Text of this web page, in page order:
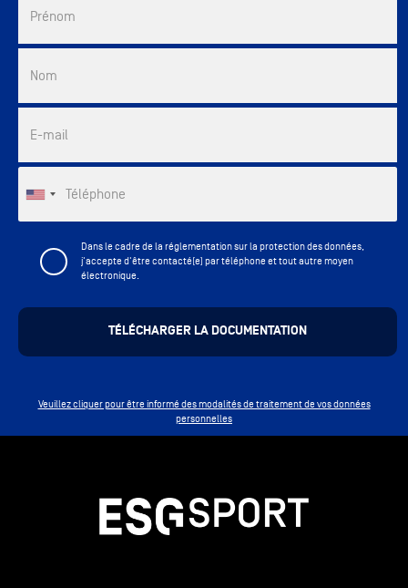
Prénom
Nom
E-mail
Téléphone
Dans le cadre de la réglementation sur la protection des données,
j'accepte d'être contacté(e) par téléphone et tout autre moyen
électronique.
Veuillez cliquer pour être informé des modalités de traitement de vos données
personnelles